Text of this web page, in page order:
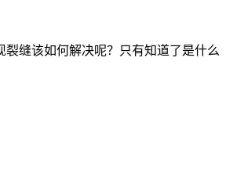
缝该如何解决呢？只有知道了是什么